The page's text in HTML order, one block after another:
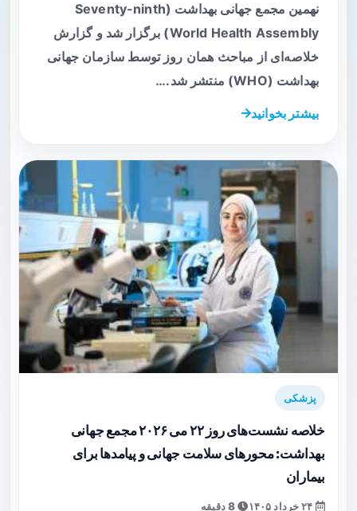
نهمین مجمع جهانی بهداشت (Seventy-ninth
World Health Assembly) برگزار شد و گزارش
خلاصه‌ای از مباحث همان روز توسط سازمان جهانی
بهداشت (WHO) منتشر شد.…
بیشتر بخوانید
پزشکی
خلاصه نشست‌های روز ۲۲ می ۲۰۲۶ مجمع جهانی
بهداشت: محورهای سلامت جهانی و پیامدها برای
بیماران
8 دقیقه